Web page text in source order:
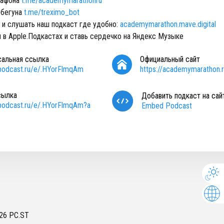
t.me/treximo_bot
слушать наш подкаст где удобно: academymarathon.mave.digital
Apple.Подкастах и ставь сердечко на Яндекс Музыке
ссылка
e/.HYorFlmqAm
Официальный сайт
https://
e/.HYorFlmqAm?a
Добавить подкаст на
Embed Podcast
PC.ST